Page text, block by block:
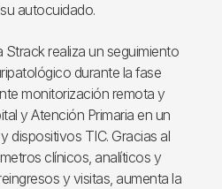
autocuidado.
realiza un seguimiento
durante la fase
monitorización remota y
y Atención Primaria en un
dispositivos TIC. Gracias al
clínicos, analíticos y
y visitas, aumenta la